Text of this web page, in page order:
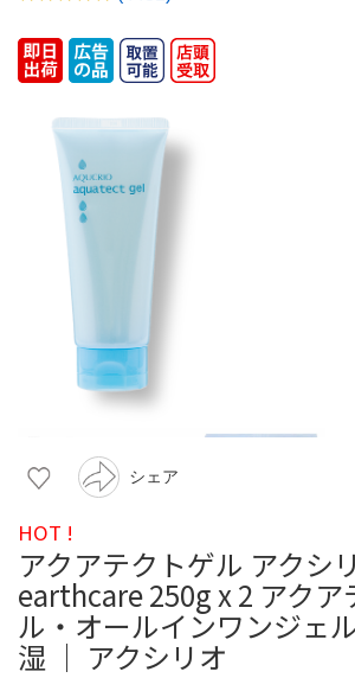
シェア
HOT !
アクアテクトゲル アクシ
earthcare 250g x 2 アクア
ル・オールインワンジェ
湿 │ アクシリオ